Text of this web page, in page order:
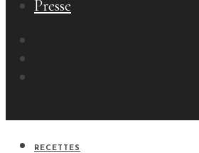
Presse
RECETTES